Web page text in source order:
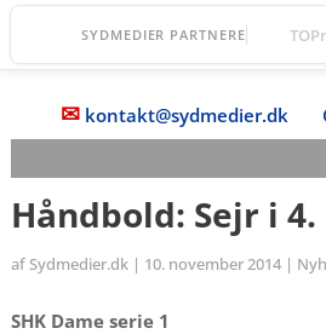
SYDMEDIER PARTNERE
✉ kontakt@sydmedier.dk
Håndbold: Sejr i 4.
af Sydmedier.dk| 10. november 2014|
SHK Dame serie 1